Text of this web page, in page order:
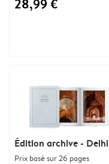
28,99 €
Édition archive - Delhi
Prix basé sur 26 pages